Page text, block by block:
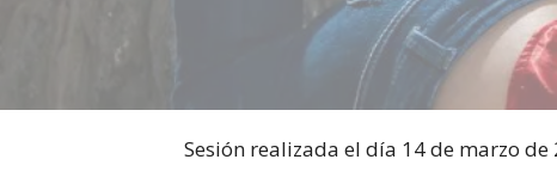
Sesión realizada el día 14 de marzo de